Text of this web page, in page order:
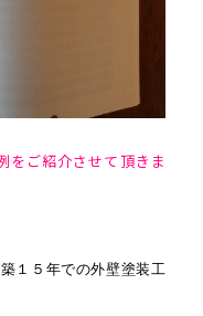
をご紹介させて頂きま
１５年での外壁塗装工